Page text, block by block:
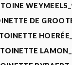
DE